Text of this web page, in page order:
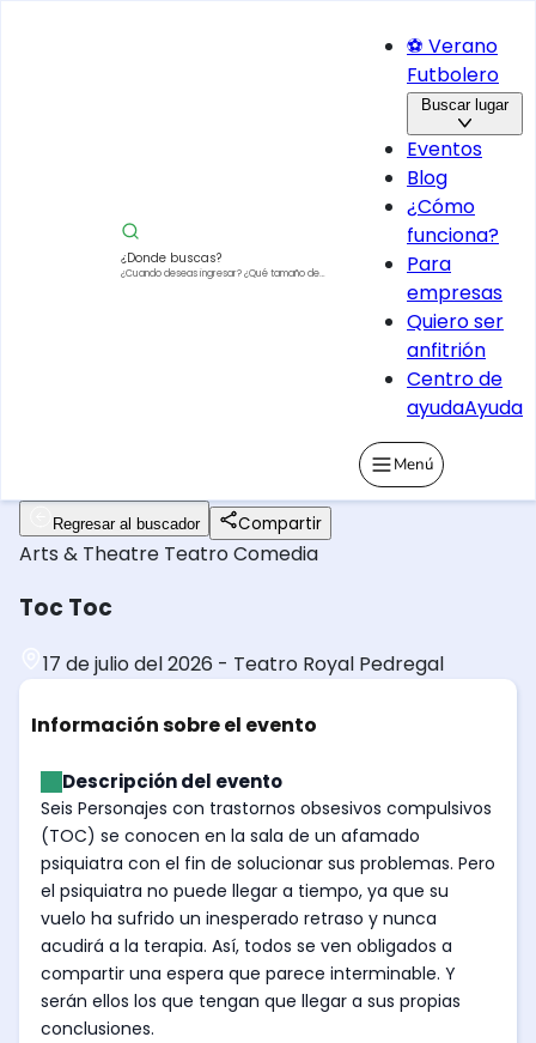
¿Donde buscas?
¿Cuando deseas ingresar?¿Qué tamaño de
⚽ Verano
Futbolero
Buscar lugar
Eventos
Blog
¿Cómo
funciona?
Para
empresas
Quiero ser
anfitrión
Centro de
ayudaAyuda
Menú
Regresar al buscador Compartir
Arts & Theatre TeatroComedia
Toc Toc
17 de julio del 2026 - Teatro Royal Pedregal
Información sobre el evento
Descripción del evento
Seis Personajes con trastornos obsesivos compulsivos
(TOC) se conocen en la sala de un afamado
psiquiatra con el fin de solucionar sus problemas. Pero
el psiquiatra no puede llegar a tiempo, ya que su
vuelo ha sufrido un inesperado retraso y nunca
acudirá a la terapia. Así, todos se ven obligados a
compartir una espera que parece interminable. Y
serán ellos los que tengan que llegar a sus propias
conclusiones.